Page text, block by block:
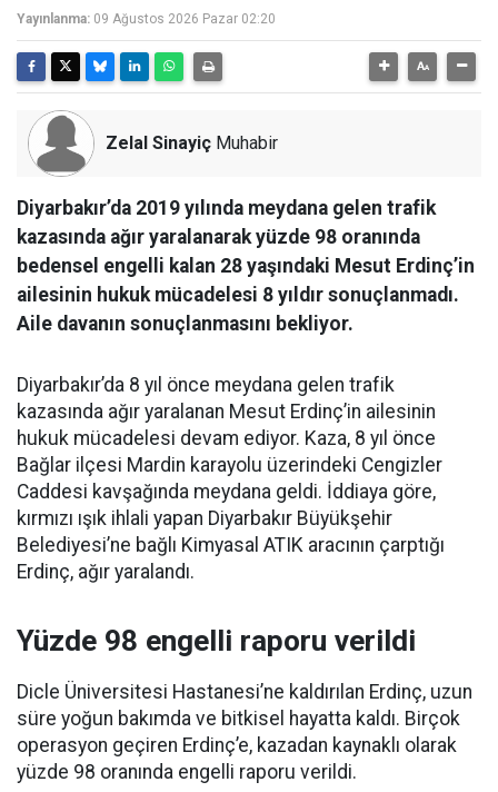
Yayınlanma: 09 Ağustos 2026 Pazar 02:20
Zelal Sinayiç Muhabir
Diyarbakır’da 2019 yılında meydana gelen trafik
kazasında ağır yaralanarak yüzde 98 oranında
bedensel engelli kalan 28 yaşındaki Mesut Erdinç’in
ailesinin hukuk mücadelesi 8 yıldır sonuçlanmadı.
Aile davanın sonuçlanmasını bekliyor.
Diyarbakır’da 8 yıl önce meydana gelen trafik
kazasında ağır yaralanan Mesut Erdinç’in ailesinin
hukuk mücadelesi devam ediyor. Kaza, 8 yıl önce
Bağlar ilçesi Mardin karayolu üzerindeki Cengizler
Caddesi kavşağında meydana geldi. İddiaya göre,
kırmızı ışık ihlali yapan Diyarbakır Büyükşehir
Belediyesi’ne bağlı Kimyasal ATIK aracının çarptığı
Erdinç, ağır yaralandı.
Yüzde 98 engelli raporu verildi
Dicle Üniversitesi Hastanesi’ne kaldırılan Erdinç, uzun
süre yoğun bakımda ve bitkisel hayatta kaldı. Birçok
operasyon geçiren Erdinç’e, kazadan kaynaklı olarak
yüzde 98 oranında engelli raporu verildi.